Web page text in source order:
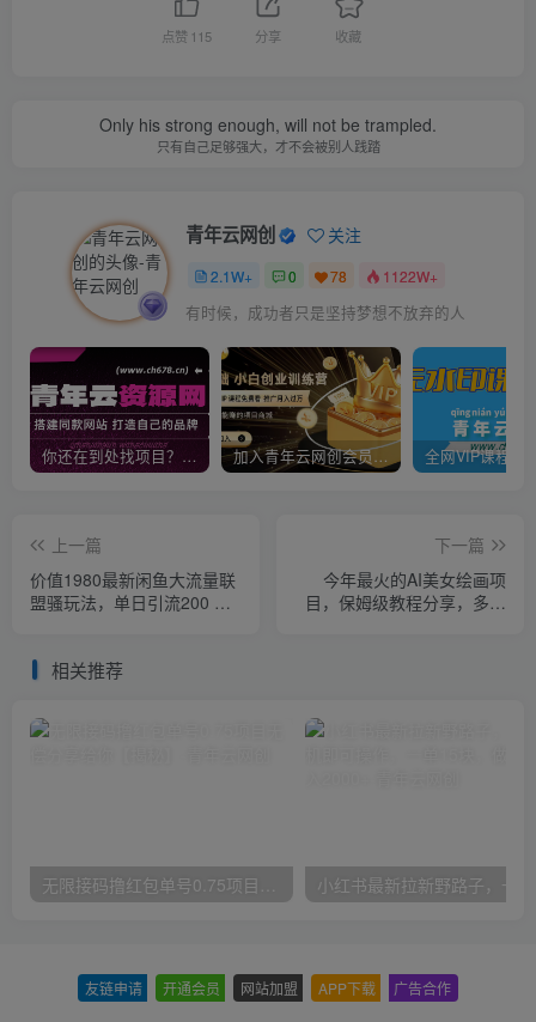
点赞 115 分享 收藏
Only his strong enough, will not be trampled.
只有自己足够强大，才不会被别人践踏
青年云网创 关注
2.1W+ 0 78 1122W+
有时候，成功者只是坚持梦想不放弃的人
你还在到处找项目？还在当韭菜？我靠卖项目一个月收入5万+，曾经我也是个失败者。 加入青年云网创会员，全站资源免费学习。加入高级合伙人，推广日入1000+
上一篇
价值1980最新闲鱼大流量联
盟骚玩法，单日引流200 ，
下一篇
今年最火的AI美女绘画项
目，保姆级教程分享，多重
相关推荐
无限接码撸红包单号0.75项目无偿分享给你【揭秘】
友链申请 开通会员 网站加盟 APP下载 广告合作